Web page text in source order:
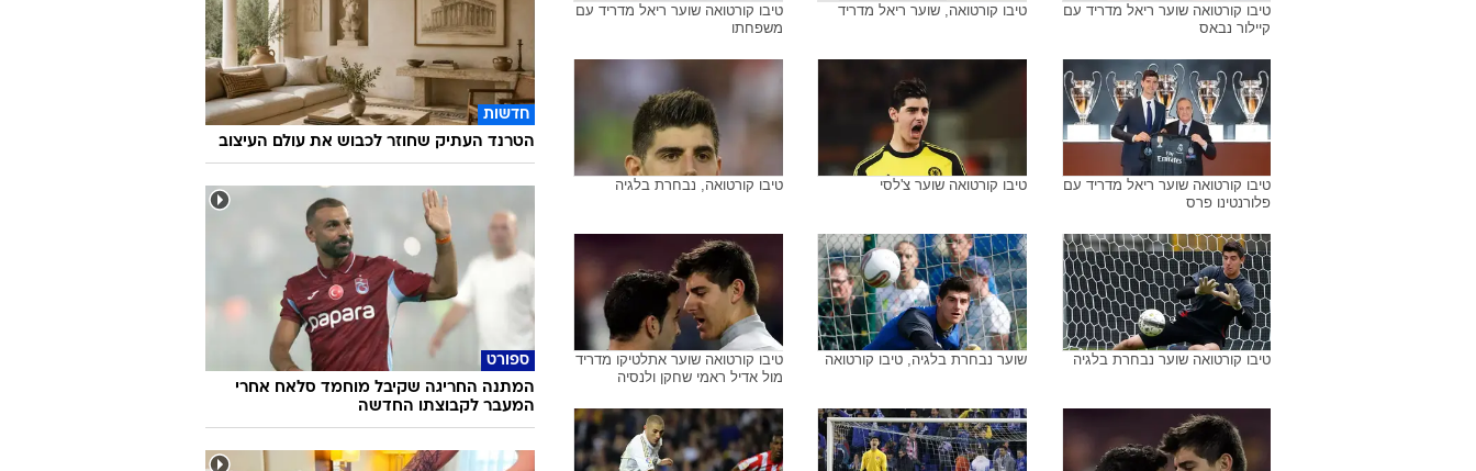
טיבו קורטואה שוער ריאל מדריד עם
קיילור נבאס
טיבו קורטואה, שוער ריאל מדריד
טיבו קורטואה שוער ריאל מדריד עם
משפחתו
טיבו קורטואה שוער ריאל מדריד עם
פלורנטינו פרס
טיבו קורטואה שוער צ'לסי טיבו קורטואה, נבחרת בלגיה
טיבו קורטואה שוער נבחרת בלגיה שוער נבחרת בלגיה, טיבו קורטואה
טיבו קורטואה שוער אתלטיקו מדריד
מול אדיל ראמי שחקן ולנסיה
חדשות
הטרנד העתיק שחוזר לכבוש את עולם העיצוב
ספורט
המתנה החריגה שקיבל מוחמד סלאח אחרי
המעבר לקבוצתו החדשה